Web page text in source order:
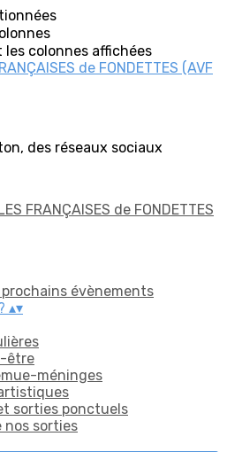
colonnes affichées
des réseaux sociaux
évènements
▴▾
être
méninges
sorties ponctuels
nos sorties